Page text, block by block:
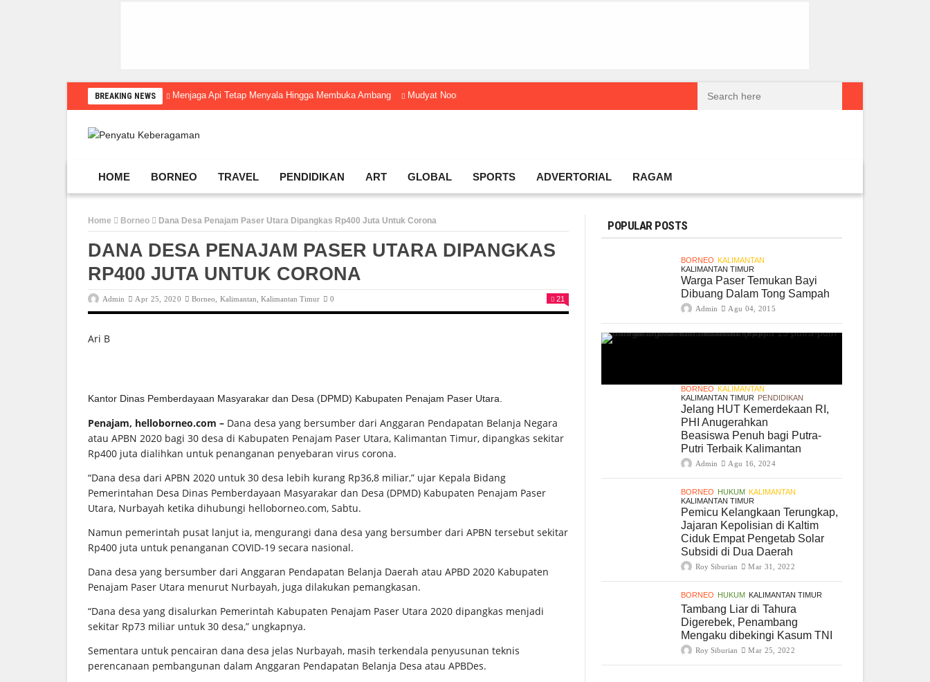
BREAKING NEWS Menjaga Api Tetap Menyala Hingga Membuka Ambang Mudyat Noor Temui Menteri Ekraf, Dorong Ekonomi Kreatif Lokal Naik Kelas Gembel PPU dan IGTKI Penajam Sukses Gelar
HOME BORNEO TRAVEL PENDIDIKAN ART GLOBAL SPORTS ADVERTORIAL RAGAM
Home Borneo Dana Desa Penajam Paser Utara Dipangkas Rp400 Juta Untuk Corona
DANA DESA PENAJAM PASER UTARA DIPANGKAS
RP400 JUTA UNTUK CORONA
Admin Apr 25, 2020 Borneo Kalimantan ,Kalimantan Timur 0 21
Ari B
Kantor Dinas Pemberdayaan Masyarakar dan Desa (DPMD) Kabupaten Penajam Paser Utara.
Penajam, helloborneo.com – Dana desa yang bersumber dari Anggaran Pendapatan Belanja Negara
atau APBN 2020 bagi 30 desa di Kabupaten Penajam Paser Utara, Kalimantan Timur, dipangkas sekitar
Rp400 juta dialihkan untuk penanganan penyebaran virus corona.
“Dana desa dari APBN 2020 untuk 30 desa lebih kurang Rp36,8 miliar,” ujar Kepala Bidang
Pemerintahan Desa Dinas Pemberdayaan Masyarakar dan Desa (DPMD) Kabupaten Penajam Paser
Utara, Nurbayah ketika dihubungi helloborneo.com, Sabtu.
Namun pemerintah pusat lanjut ia, mengurangi dana desa yang bersumber dari APBN tersebut sekitar
Rp400 juta untuk penanganan COVID-19 secara nasional.
Dana desa yang bersumber dari Anggaran Pendapatan Belanja Daerah atau APBD 2020 Kabupaten
Penajam Paser Utara menurut Nurbayah, juga dilakukan pemangkasan.
“Dana desa yang disalurkan Pemerintah Kabupaten Penajam Paser Utara 2020 dipangkas menjadi
sekitar Rp73 miliar untuk 30 desa,” ungkapnya.
Sementara untuk pencairan dana desa jelas Nurbayah, masih terkendala penyusunan teknis
perencanaan pembangunan dalam Anggaran Pendapatan Belanja Desa atau APBDes.
POPULAR POSTS
BORNEO KALIMANTAN
KALIMANTAN TIMUR
Warga Paser Temukan Bayi
Dibuang Dalam Tong Sampah
Admin Agu 04, 2015
BORNEO KALIMANTAN
KALIMANTAN TIMUR PENDIDIKAN
Jelang HUT Kemerdekaan RI,
PHI Anugerahkan
Beasiswa Penuh bagi Putra-
Putri Terbaik Kalimantan
Admin Agu 16, 2024
BORNEO HUKUM KALIMANTAN
KALIMANTAN TIMUR
Pemicu Kelangkaan Terungkap,
Jajaran Kepolisian di Kaltim
Ciduk Empat Pengetab Solar
Subsidi di Dua Daerah
Roy Siburian Mar 31, 2022
BORNEO HUKUM KALIMANTAN TIMUR
Tambang Liar di Tahura
Digerebek, Penambang
Mengaku dibekingi Kasum TNI
Roy Siburian Mar 25, 2022